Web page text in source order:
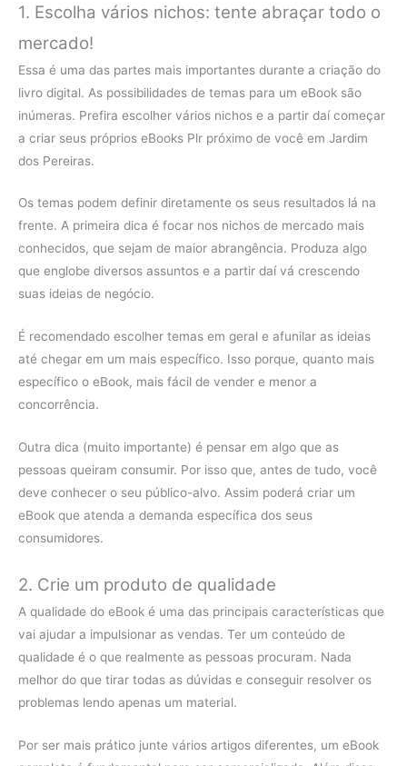
1. Escolha vários nichos: tente abraçar todo o
mercado!
Essa é uma das partes mais importantes durante a criação do
livro digital. As possibilidades de temas para um eBook são
inúmeras. Prefira escolher vários nichos e a partir daí começar
a criar seus próprios eBooks Plr próximo de você em Jardim
dos Pereiras.
Os temas podem definir diretamente os seus resultados lá na
frente. A primeira dica é focar nos nichos de mercado mais
conhecidos, que sejam de maior abrangência. Produza algo
que englobe diversos assuntos e a partir daí vá crescendo
suas ideias de negócio.
É recomendado escolher temas em geral e afunilar as ideias
até chegar em um mais específico. Isso porque, quanto mais
específico o eBook, mais fácil de vender e menor a
concorrência.
Outra dica (muito importante) é pensar em algo que as
pessoas queiram consumir. Por isso que, antes de tudo, você
deve conhecer o seu público-alvo. Assim poderá criar um
eBook que atenda a demanda específica dos seus
consumidores.
2. Crie um produto de qualidade
A qualidade do eBook é uma das principais características que
vai ajudar a impulsionar as vendas. Ter um conteúdo de
qualidade é o que realmente as pessoas procuram. Nada
melhor do que tirar todas as dúvidas e conseguir resolver os
problemas lendo apenas um material.
Por ser mais prático junte vários artigos diferentes, um eBook